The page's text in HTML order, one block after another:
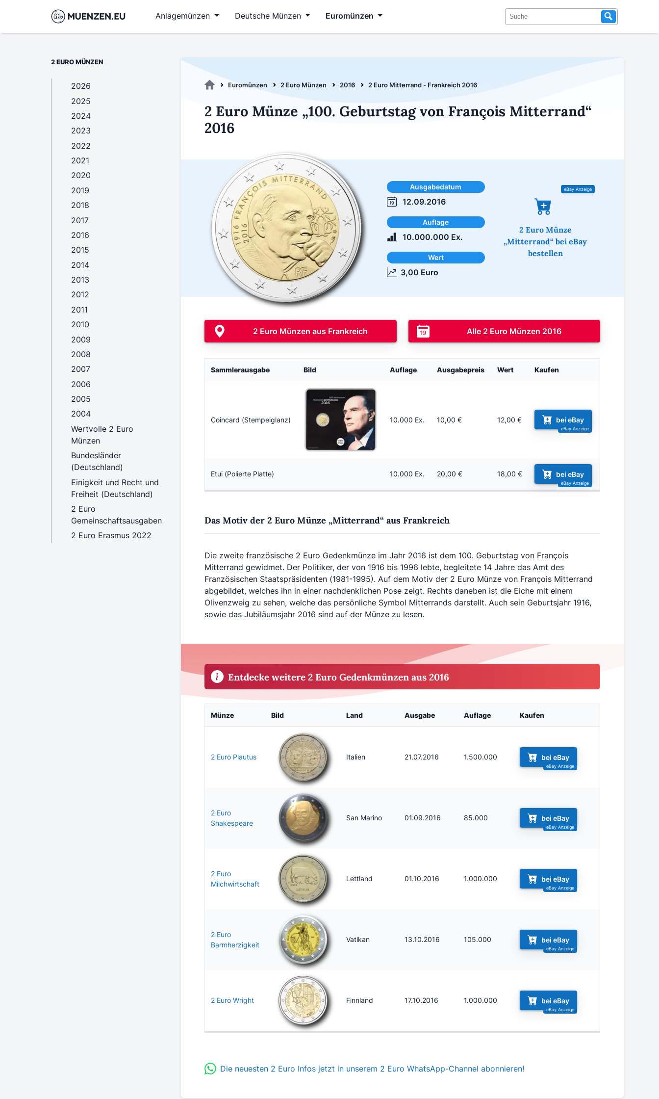
Anlagemünzen Deutsche Münzen Euromünzen
Euromünzen 2 Euro Münzen 2016 2 Euro Mitterrand - Frankreich 2016
2 Euro Münze „100. Geburtstag von François Mitterrand“
2016
Ausgabedatum
12.09.2016
Auflage
10.000.000 Ex.
Wert
3,00 Euro
2 Euro Münze
„Mitterrand“ bei eBay
bestellen
2 Euro Münzen aus Frankreich Alle 2 Euro Münzen 2016
Sammlerausgabe Bild Auflage Ausgabepreis Wert Kaufen
Coincard (Stempelglanz) 10.000 Ex. 10,00 € 12,00 € bei eBay
Etui (Polierte Platte) 10.000 Ex. 20,00 € 18,00 € bei eBay
Das Motiv der 2 Euro Münze „Mitterrand“ aus Frankreich
Die zweite französische 2 Euro Gedenkmünze im Jahr 2016 ist dem 100. Geburtstag von François
Mitterrand gewidmet. Der Politiker, der von 1916 bis 1996 lebte, begleitete 14 Jahre das Amt des
Französischen Staatspräsidenten (1981-1995). Auf dem Motiv der 2 Euro Münze von François Mitterrand
abgebildet, welches ihn in einer nachdenklichen Pose zeigt. Rechts daneben ist die Eiche mit einem
Olivenzweig zu sehen, welche das persönliche Symbol Mitterrands darstellt. Auch sein Geburtsjahr 1916,
sowie das Jubiläumsjahr 2016 sind auf der Münze zu lesen.
Entdecke weitere 2 Euro Gedenkmünzen aus 2016
Münze Bild Land Ausgabe Auflage Kaufen
2 Euro Plautus Italien 21.07.2016 1.500.000 bei eBay
2 Euro
Shakespeare
San Marino 01.09.2016 85.000 bei eBay
2 Euro
Milchwirtschaft
Lettland 01.10.2016 1.000.000 bei eBay
2 Euro
Barmherzigkeit
Vatikan 13.10.2016 105.000 bei eBay
2 Euro Wright Finnland 17.10.2016 1.000.000 bei eBay
Die neuesten 2 Euro Infos jetzt in unserem 2 Euro WhatsApp-Channel abonnieren!
2 EURO MÜNZEN
2026
2025
2024
2023
2022
2021
2020
2019
2018
2017
2016
2015
2014
2013
2012
2011
2010
2009
2008
2007
2006
2005
2004
Wertvolle 2 Euro
Münzen
Bundesländer
(Deutschland)
Einigkeit und Recht und
Freiheit (Deutschland)
2 Euro
Gemeinschaftsausgaben
2 Euro Erasmus 2022